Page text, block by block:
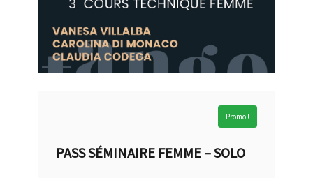
Promo !
PASS SÉMINAIRE FEMME – SOLO